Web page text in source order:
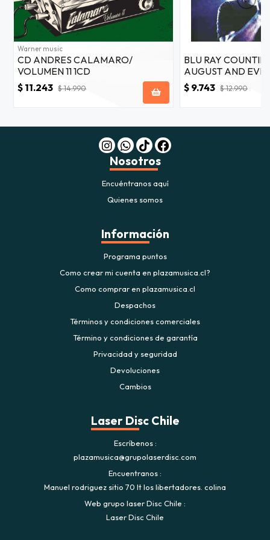
Warner music
CD ANDRES CALAMARO/
VOLUMEN 11 1CD
$ 11.243 $ 14.990
BLU RAY
AUGUST AND
AFTER LIVE AT
$ 9.743 $ 12.990
Nosotros
Encuéntranos aquí
Quienes somos
Información
Programa puntos
Como crear mi cuenta en plazamusica.cl?
Como comprar en plazamusica.cl
Despachos
Términos y condiciones comerciales
Término y condiciones de garantía
Privacidad y seguridad
Devoluciones
Cambios
Laser Disc Chile
Escríbenos
plazamusica@grupolaserdisc.com
Encuentranos
Manuel rodriguez sitio 70 lt los libertadores. colina
Web grupo laser Disc Chile
Laser Disc Chile